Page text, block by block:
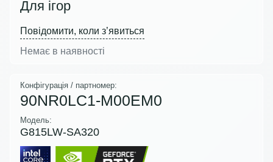
Для ігор
Повідомити, коли з’явиться
Немає в наявності
Конфігурація / партномер:
90NR0LC1-M00EM0
Модель:
G815LW-SA320